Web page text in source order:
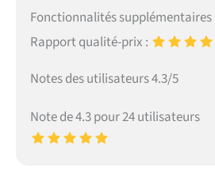
Fonctionnalités supplémentaires
Rapport qualité-prix :
Notes des utilisateurs 4.3/5
Note de 4.3 pour 24 utilisateurs